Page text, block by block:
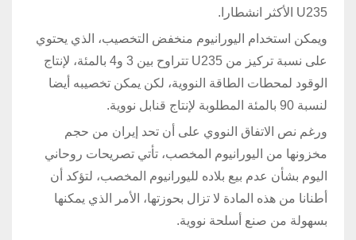
U235 الأكثر انشطارا.
ويمكن استخدام اليورانيوم منخفض التخصيب، الذي يحتوي
على نسبة تركيز من U235 تتراوح بين 3 و4 بالمئة، لإنتاج
الوقود لمحطات الطاقة النووية، لكن يمكن تخصيبه أيضا
لنسبة 90 بالمئة المطلوبة لإنتاج قنابل نووية.
ورغم نص الاتفاق النووي على أن تحد إيران من حجم
مخزونها من اليورانيوم المخصب، تأتي تصريحات روحاني
اليوم بشأن عدم بيع بلاده لليورانيوم المخصب، لتؤكد أن
أطنانا من هذه المادة لا تزال بحوزتها، الأمر الذي يمكنها
بسهولة من صنع أسلحة نووية.